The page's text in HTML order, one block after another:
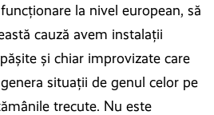
la nivel european, să
cauză avem instalații
și chiar improvizate care
situații de genul celor pe
trecute. Nu este